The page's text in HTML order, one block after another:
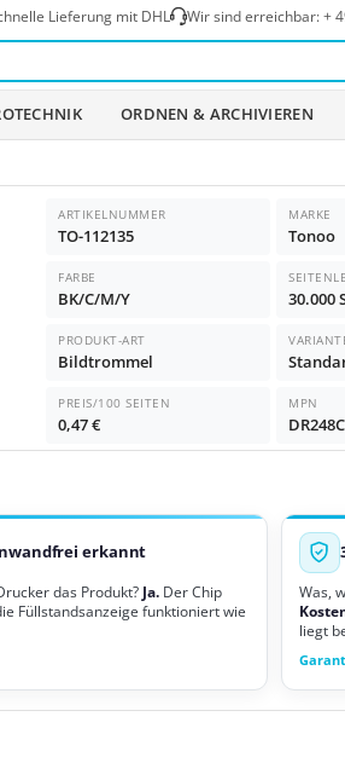
Lieferung mit DHL Wir sind erreichbar:+
ORDNEN & ARCHIVIEREN
ARTIKELNUMMER
TO-112135
MARKE
Tonoo
FARBE
BK/C/M/Y 30.000
PRODUKT-ART
Bildtrommel
PREIS/100 SEITEN
0,47 €
MPN
erkannt
das Produkt? Ja.Der Chip
Füllstandsanzeige funktioniert wie
Was,
liegt